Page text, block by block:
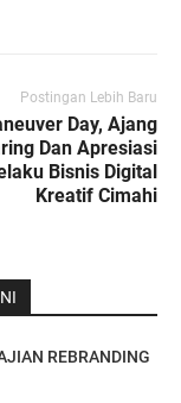
Postingan Lebih Baru
Day, Ajang
Dan Apresiasi
Bisnis Digital
Kreatif Cimahi
REBRANDING